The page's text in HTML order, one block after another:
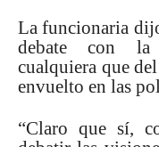
La funcionaria
debate con la
cualquiera que
envuelto en las
“Claro que sí,